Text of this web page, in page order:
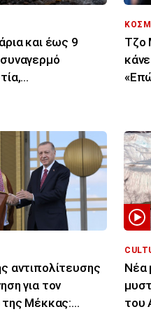
και έως 9
Τζο
αντιπολίτευσης
για τον
της Μέκκας:
Νέα
του